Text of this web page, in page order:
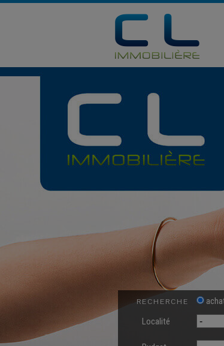
RECHERCHE
Localité